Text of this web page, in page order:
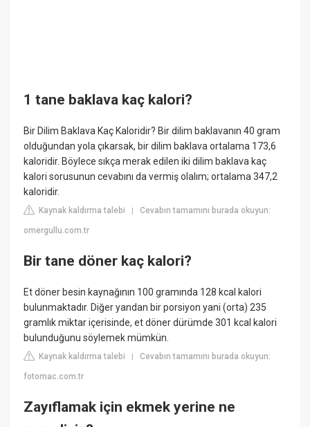
1 tane baklava kaç kalori?
Bir Dilim Baklava Kaç Kaloridir? Bir dilim baklavanın 40 gram
olduğundan yola çıkarsak, bir dilim baklava ortalama 173,6
kaloridir. Böylece sıkça merak edilen iki dilim baklava kaç
kalori sorusunun cevabını da vermiş olalım; ortalama 347,2
kaloridir.
Kaynak kaldırma talebi |Cevabın tamamını burada okuyun:
omergullu.com.tr
Bir tane döner kaç kalori?
Et döner besin kaynağının 100 gramında 128 kcal kalori
bulunmaktadır. Diğer yandan bir porsiyon yani (orta) 235
gramlık miktar içerisinde, et döner dürümde 301 kcal kalori
bulunduğunu söylemek mümkün.
Kaynak kaldırma talebi |Cevabın tamamını burada okuyun:
fotomac.com.tr
Zayıflamak için ekmek yerine ne